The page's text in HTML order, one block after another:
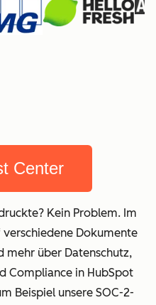
Center
Kein Problem. Im
verschiedene Dokumente
mehr über Datenschutz,
Compliance in HubSpot
Beispiel unsere SOC-2-